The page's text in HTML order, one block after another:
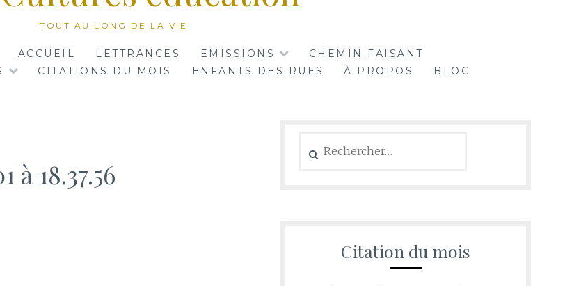
TOUT AU LONG DE LA VIE
ACCUEIL LETTRANCES EMISSIONS
CHEMIN FAISANT
CITATIONS DU MOIS ENFANTS DES RUES À PROPOS BLOG
à 18.37.56
Citation du mois